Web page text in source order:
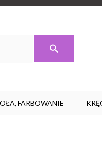
FARBOWANIE